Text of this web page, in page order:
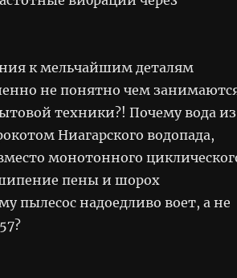
к мельчайшим деталям
не понятно чем
техники?! Почему вода из
Ниагарского водопада,
монотонного
пены и шорох
пылесос надоедливо воет, а не